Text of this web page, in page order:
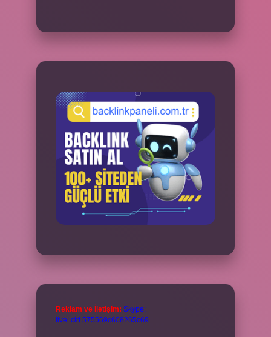
Reklam ve İletişim: Skype:
live:.cid.575569c608265c69